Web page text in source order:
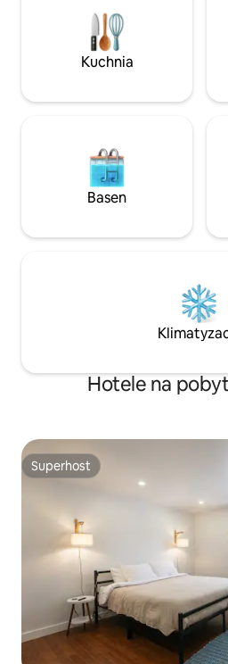
atrakcji w centrum miasta. Ten
apartament jest wynajmowany co
tydzień na tej platformie i może
również wynajmowany co miesiąc.
Kuchnia
Basen
Hotele na
Superhost
Superhost